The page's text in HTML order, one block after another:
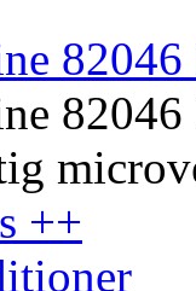
++